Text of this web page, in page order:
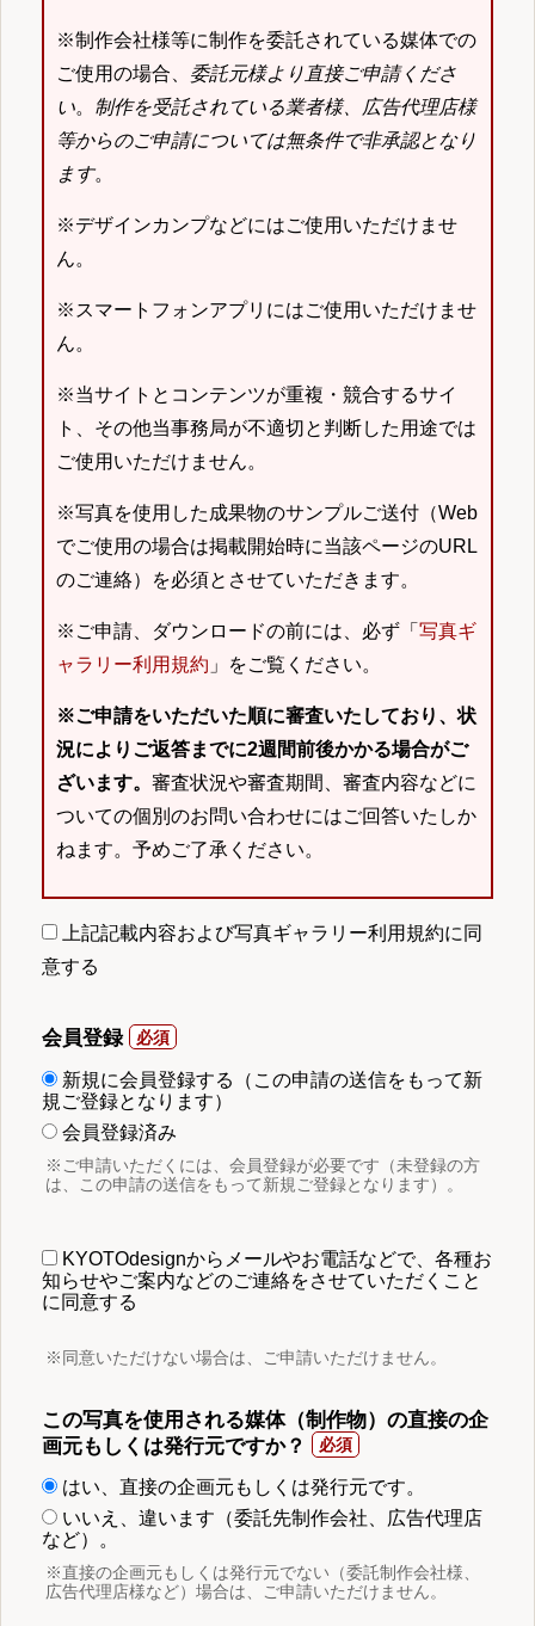
※制作会社様等に制作を委託されている媒体での
ご使用の場合、 委託元様より直接ご申請くださ
い。 制作を受託されている業者様、広告代理店様
等からのご申請については無条件で非承認となり
ます。
※デザインカンプなどにはご使用いただけませ
ん。
※スマートフォンアプリにはご使用いただけませ
ん。
※当サイトとコンテンツが重複・競合するサイ
ト、その他当事務局が不適切と判断した用途では
ご使用いただけません。
※写真を使用した成果物のサンプルご送付（Web
でご使用の場合は掲載開始時に当該ページのURL
のご連絡）を必須とさせていただきます。
※ご申請、ダウンロードの前には、必ず「 写真ギ
ャラリー利用規約 」をご覧ください。
※ご申請をいただいた順に審査いたしており、状
況によりご返答までに2週間前後かかる場合がご
ざいます。 審査状況や審査期間、審査内容などに
ついての個別のお問い合わせにはご回答いたしか
ねます。予めご了承ください。
上記記載内容および写真ギャラリー利用規約に同
意する
会員登録
新規に会員登録する（この申請の送信をもって新
規ご登録となります）
会員登録済み
※ご申請いただくには、会員登録が必要です（未登録の方
は、この申請の送信をもって新規ご登録となります）。
KYOTOdesignからメールやお電話などで、各種お
知らせやご案内などのご連絡をさせていただくこと
に同意する
※同意いただけない場合は、ご申請いただけません。
この写真を使用される媒体（制作物）の直接の企
画元もしくは発行元ですか？
はい、直接の企画元もしくは発行元です。
いいえ、違います（委託先制作会社、広告代理店
など）。
※直接の企画元もしくは発行元でない（委託制作会社様、
広告代理店様など）場合は、ご申請いただけません。